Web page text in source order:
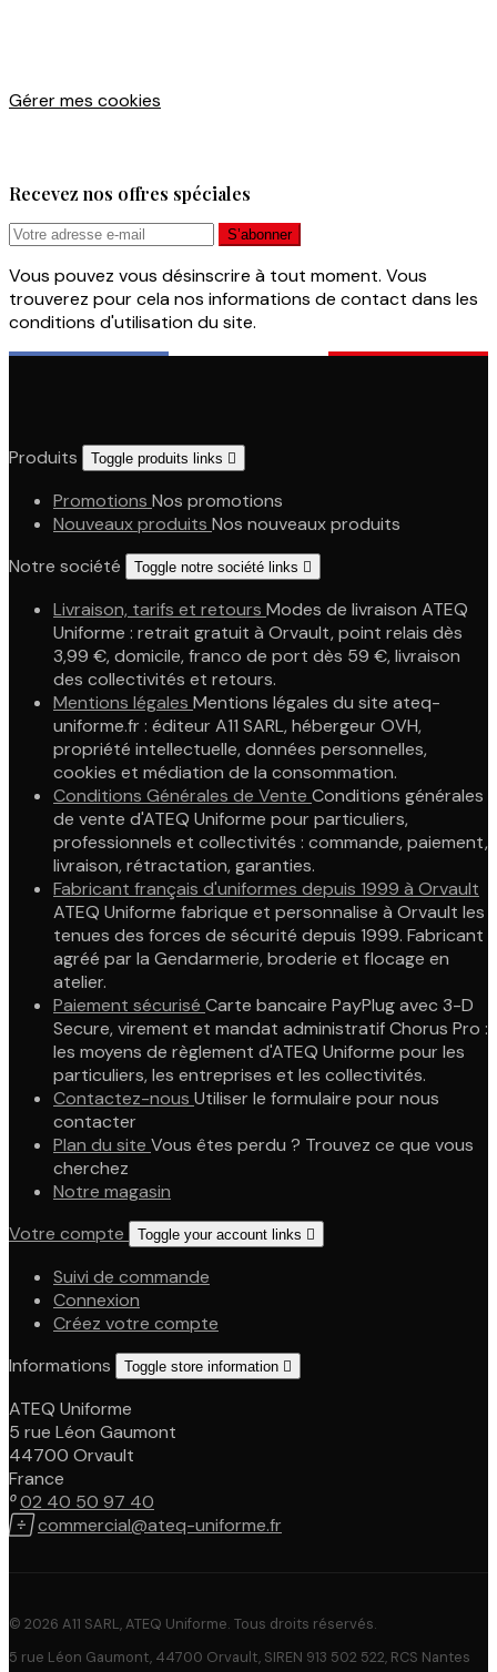
Gérer mes cookies
Recevez nos offres spéciales
Vous pouvez vous désinscrire à tout moment. Vous
trouverez pour cela nos informations de contact dans les
conditions d'utilisation du site.
Produits Toggle produits links 
Promotions Nos promotions
Nouveaux produits Nos nouveaux produits
Notre société
Toggle notre société links 
Livraison, tarifs et retours Modes de livraison ATEQ
Uniforme : retrait gratuit à Orvault, point relais dès
3,99 €, domicile, franco de port dès 59 €, livraison
des collectivités et retours.
Mentions légales Mentions légales du site ateq-
uniforme.fr : éditeur A11 SARL, hébergeur OVH,
propriété intellectuelle, données personnelles,
cookies et médiation de la consommation.
Conditions Générales de Vente Conditions générales
de vente d'ATEQ Uniforme pour particuliers,
professionnels et collectivités : commande, paiement,
livraison, rétractation, garanties.
Fabricant français d'uniformes depuis 1999 à Orvault
ATEQ Uniforme fabrique et personnalise à Orvault les
tenues des forces de sécurité depuis 1999. Fabricant
agréé par la Gendarmerie, broderie et flocage en
atelier.
Paiement sécurisé Carte bancaire PayPlug avec 3-D
Secure, virement et mandat administratif Chorus Pro :
les moyens de règlement d'ATEQ Uniforme pour les
particuliers, les entreprises et les collectivités.
Contactez-nous Utiliser le formulaire pour nous
contacter
Plan du site Vous êtes perdu ? Trouvez ce que vous
cherchez
Notre magasin
Votre compte
Toggle your account links 
Suivi de commande
Connexion
Créez votre compte
Informations
Toggle store information 
ATEQ Uniforme
5 rue Léon Gaumont
44700 Orvault
France
02 40 50 97 40
commercial@ateq-uniforme.fr
© 2026 A11 SARL, ATEQ Uniforme. Tous droits réservés.
5 rue Léon Gaumont, 44700 Orvault, SIREN 913 502 522, RCS Nantes